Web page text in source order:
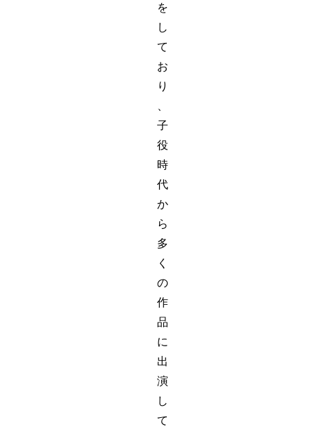
を
し
て
お
り
子
役
時
代
か
ら
多
く
の
作
品
に
出
演
し
て